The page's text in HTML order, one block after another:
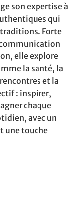
son expertise à
qui
Forte
communication
elle explore
la santé, la
et la
: inspirer,
chaque
avec un
une touche